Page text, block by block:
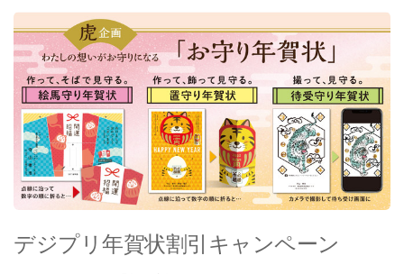
デジプリ年賀状割引キャンペーン